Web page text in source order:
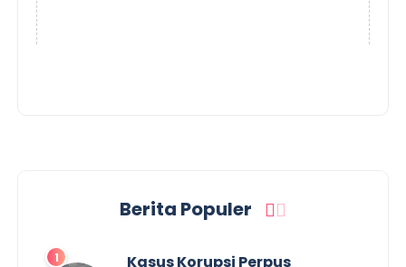
Berita Populer
Kasus Korupsi Perpus